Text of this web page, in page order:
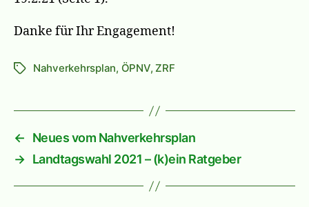
Danke für Ihr Engagement!
Schlagwörter
Nahverkehrsplan, ÖPNV,ZRF
←
Neues vom Nahverkehrsplan
→ Landtagswahl 2021 – (k)ein Ratgeber